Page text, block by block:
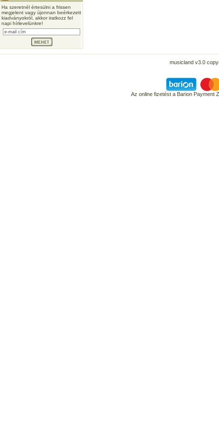
Ha szeretnél értesülni a frissen
megjelent vagy újonnan beérkezett
kiadványokról, akkor iratkozz fel
napi hírlevelünkre!
musicland v3.0
Az online fizetést a Barion Payment